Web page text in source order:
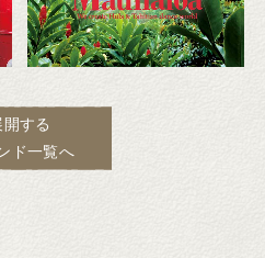
開する
ド一覧へ